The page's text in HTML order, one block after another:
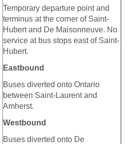
Temporary departure point and
terminus at the corner of Saint-
Hubert and De Maisonneuve. No
service at bus stops east of Saint-
Hubert.
Eastbound
Buses diverted onto Ontario
between Saint-Laurent and
Amherst.
Westbound
Buses diverted onto De